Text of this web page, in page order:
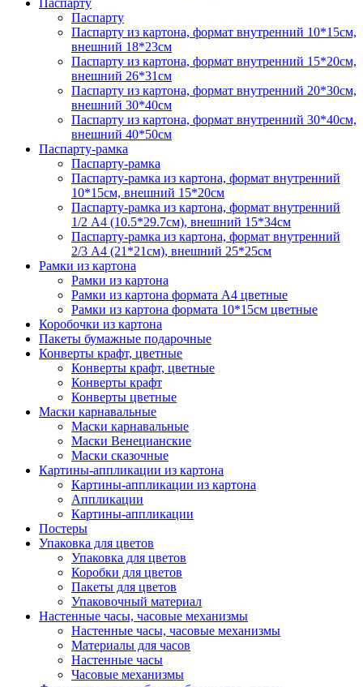
Паспарту
Паспарту
Паспарту из картона, формат внутренний 10*15см,
внешний 18*23см
Паспарту из картона, формат внутренний 15*20см,
внешний 26*31см
Паспарту из картона, формат внутренний 20*30см,
внешний 30*40см
Паспарту из картона, формат внутренний 30*40см,
внешний 40*50см
Паспарту-рамка
Паспарту-рамка
Паспарту-рамка из картона, формат внутренний
10*15см, внешний 15*20см
Паспарту-рамка из картона, формат внутренний
1/2 А4 (10.5*29.7см), внешний 15*34см
Паспарту-рамка из картона, формат внутренний
2/3 А4 (21*21см), внешний 25*25см
Рамки из картона
Рамки из картона
Рамки из картона формата А4 цветные
Рамки из картона формата 10*15см цветные
Коробочки из картона
Пакеты бумажные подарочные
Конверты крафт, цветные
Конверты крафт, цветные
Конверты крафт
Конверты цветные
Маски карнавальные
Маски карнавальные
Маски Венецианские
Маски сказочные
Картины-аппликации из картона
Картины-аппликации из картона
Аппликации
Картины-аппликации
Постеры
Упаковка для цветов
Упаковка для цветов
Коробки для цветов
Пакеты для цветов
Упаковочный материал
Настенные часы, часовые механизмы
Настенные часы, часовые механизмы
Материалы для часов
Настенные часы
Часовые механизмы